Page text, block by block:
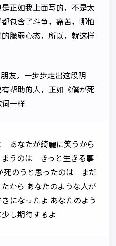
正如我上面写的，不是太
包含了斗争，痛苦，哪怕
脆弱心态，所以，就这样
友，一步步走出这段阴
帮助的人，正如《僕が死
一样
あなたが綺麗に笑うから
まうのは きっと生きる事
死のうと思ったのは まだ
から あなたのような人が
になったよ あなたのよう
し期待するよ